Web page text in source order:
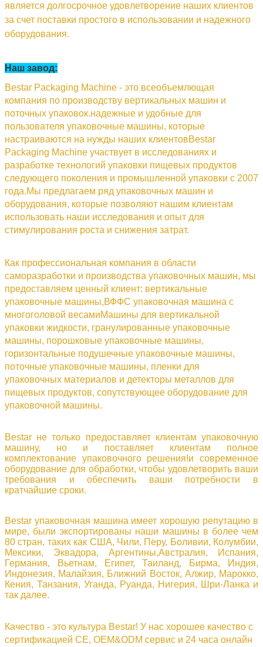
является долгосрочное удовлетворение наших клиентов
за счет поставки простого в использовании и надежного
оборудования.
Наш завод:
Bestar Packaging Machine - это всеобъемлющая
компания по производству вертикальных машин и
поточных упаковок.надежные и удобные для
пользователя упаковочные машины, которые
настраиваются на нужды наших клиентовBestar
Packaging Machine участвует в исследованиях и
разработке технологий упаковки пищевых продуктов
следующего поколения и промышленной упаковки с 2007
года.Мы предлагаем ряд упаковочных машин и
оборудования, которые позволяют нашим клиентам
использовать наши исследования и опыт для
стимулирования роста и снижения затрат.
Как профессиональная компания в области
саморазработки и производства упаковочных машин, мы
предоставляем ценный клиент: вертикальные
упаковочные машины,ВФФС упаковочная машина с
многоголовой весамиМашины для вертикальной
упаковки жидкости, гранулированные упаковочные
машины, порошковые упаковочные машины,
горизонтальные подушечные упаковочные машины,
поточные упаковочные машины, пленки для
упаковочных материалов и детекторы металлов для
пищевых продуктов, сопутствующее оборудование для
упаковочной машины.
Bestar не только предоставляет клиентам упаковочную
машину, но и поставляет клиентам полное
комплектование упаковочного решения!и современное
оборудование для обработки, чтобы удовлетворить ваши
требования и обеспечить ваши потребности в
кратчайшие сроки.
Bestar упаковочная машина имеет хорошую репутацию в
мире, были экспортированы наши машины в более чем
80 стран, таких как США, Чили, Перу, Боливии, Колумбии,
Мексики, Эквадора, Аргентины,Австралия, Испания,
Германия, Вьетнам, Египет, Таиланд, Бирма, Индия,
Индонезия, Малайзия, Ближний Восток, Алжир, Марокко,
Кения, Танзания, Уганда, Руанда, Нигерия, Шри-Ланка и
так далее.
Качество - это культура Bestar! У нас хорошее качество с
сертификацией CE, OEM&ODM сервис и 24 часа онлайн